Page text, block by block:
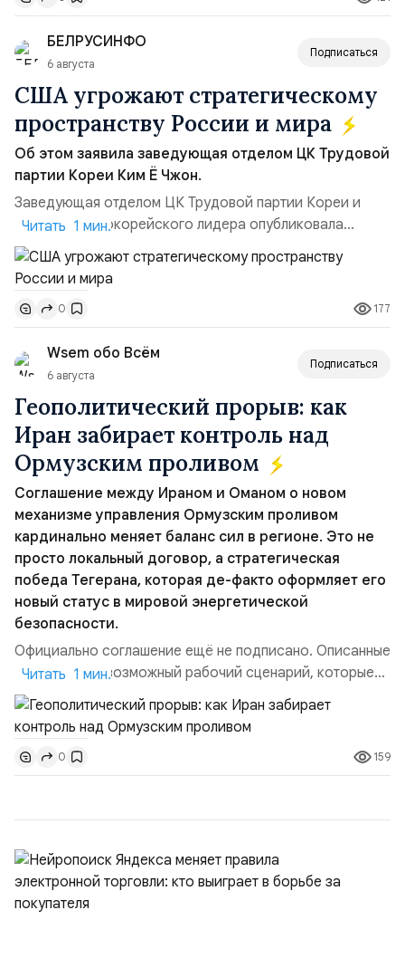
позиции.Сотрудничество со стороны США стало
ключом к позитивному пов...
БЕЛРУСИНФО
6 августа
Подписаться
США угрожают стратегическому
пространству России и мира
Об этом заявила заведующая отделом ЦК Трудовой
партии Кореи Ким Ё Чжон.
Заведующая отделом ЦК Трудовой партии Кореи и
сестра северокорейского лидера опубликовала
заявление для прессы в ответ на проведение Токио
совместных с флотом США запусков крылатых ракет
Томагавк.«Япония отбросила обманчивую видимость
„исключительно оборонительной страны“ и выносит
вопрос о собственном ядерном вооружении на
всеобщее обозрение, одновреме...
Читать 1 мин.
0 177
Wsem обо Всём
6 августа
Подписаться
Геополитический прорыв: как
Иран забирает контроль над
Ормузским проливом
Соглашение между Ираном и Оманом о новом
механизме управления Ормузским проливом
кардинально меняет баланс сил в регионе. Это не
просто локальный договор, а стратегическая
победа Тегерана, которая де-факто оформляет его
новый статус в мировой энергетической
безопасности.
Официально соглашение ещё не подписано. Описанные
пункты — это возможный рабочий сценарий, которые
скорее всего будут реализованы.Разбираем ключевые
тезисы и последствия этого соглашения:. 1. Новые
доли контроля (75 на 25). Было: Ранее Иран и Оман
контролировали пролив на паритетных началах —
50/50. Стало: Новое соглашение закрепляет за
Читать 1 мин.
0 159